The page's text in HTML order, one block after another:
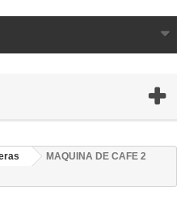
MAQUINA DE CAFE 2